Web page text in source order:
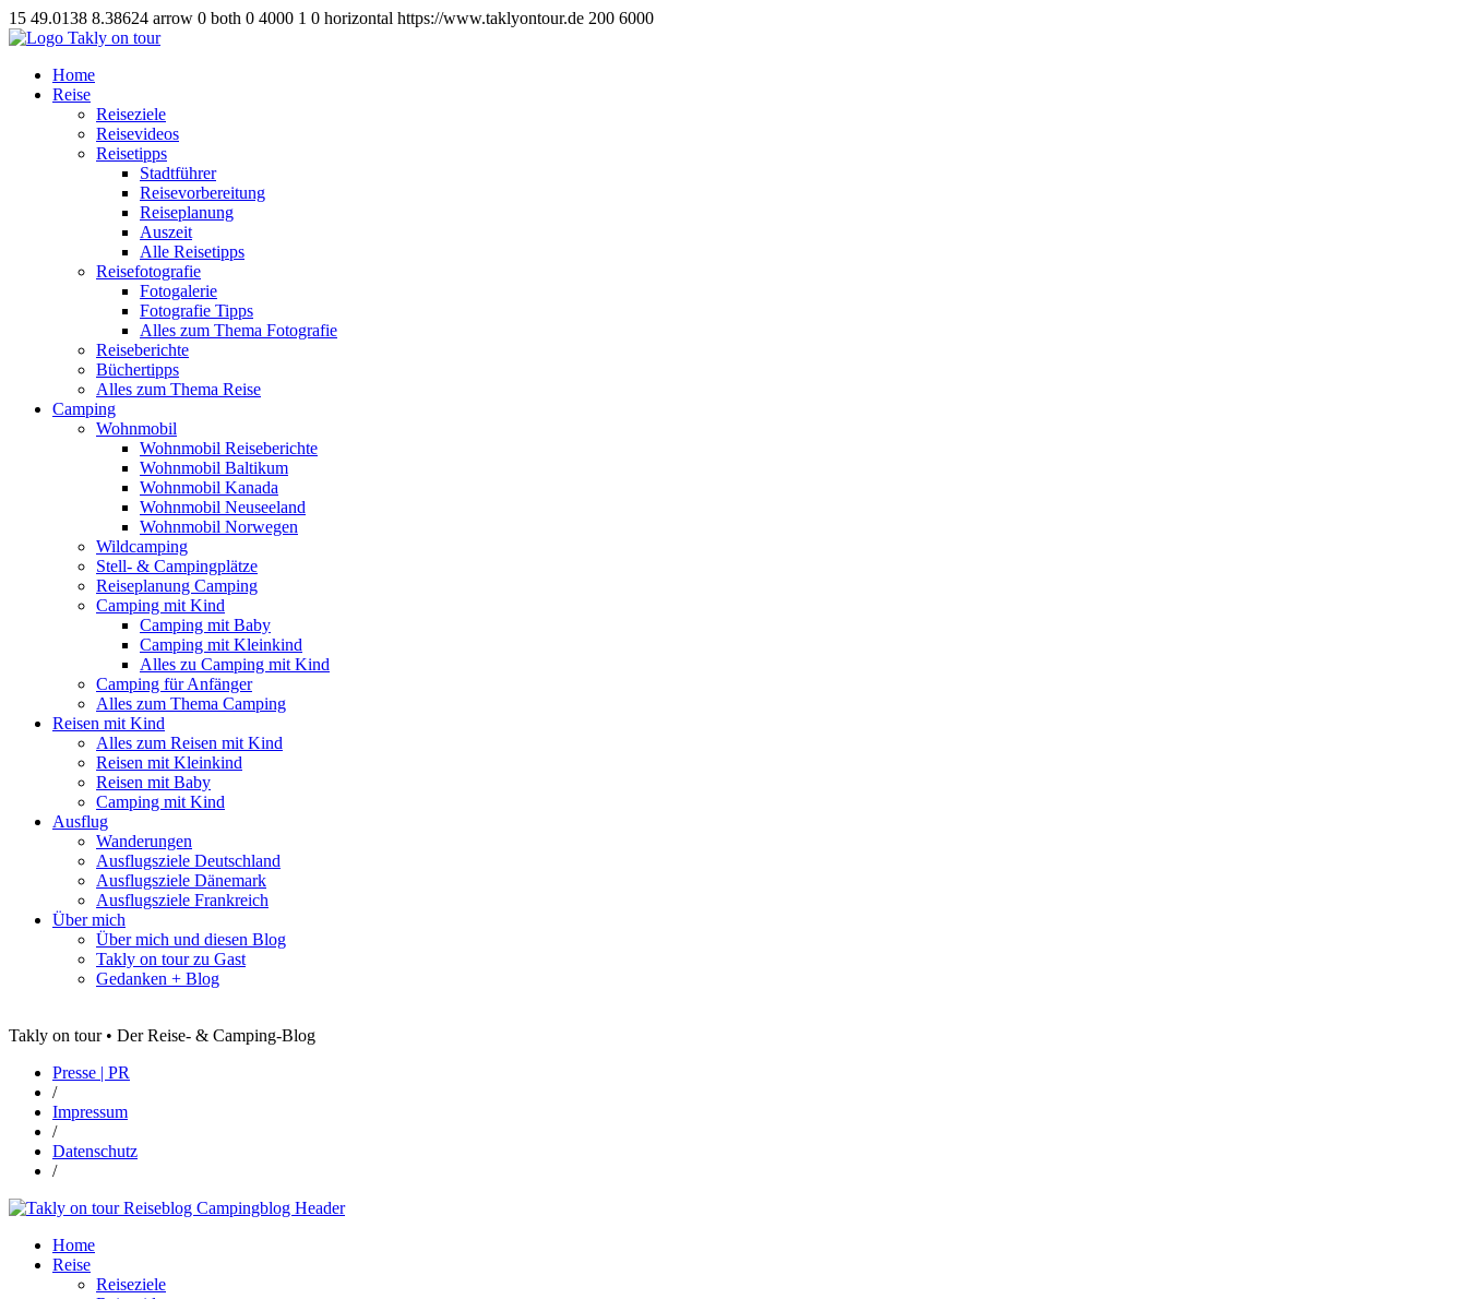
15 49.0138 8.38624 arrow 0 both 0 4000 1 0 horizontal https://www.taklyontour.de 200 6000
Home
Reise
Reiseziele
Reisevideos
Reisetipps
Stadtführer
Reisevorbereitung
Reiseplanung
Auszeit
Alle Reisetipps
Reisefotografie
Fotogalerie
Fotografie Tipps
Alles zum Thema Fotografie
Reiseberichte
Büchertipps
Alles zum Thema Reise
Camping
Wohnmobil
Wohnmobil Reiseberichte
Wohnmobil Baltikum
Wohnmobil Kanada
Wohnmobil Neuseeland
Wohnmobil Norwegen
Wildcamping
Stell- & Campingplätze
Reiseplanung Camping
Camping mit Kind
Camping mit Baby
Camping mit Kleinkind
Alles zu Camping mit Kind
Camping für Anfänger
Alles zum Thema Camping
Reisen mit Kind
Alles zum Reisen mit Kind
Reisen mit Kleinkind
Reisen mit Baby
Camping mit Kind
Ausflug
Wanderungen
Ausflugsziele Deutschland
Ausflugsziele Dänemark
Ausflugsziele Frankreich
Über mich
Über mich und diesen Blog
Takly on tour zu Gast
Gedanken + Blog
Takly on tour • Der Reise- & Camping-Blog
Presse | PR
/
Impressum
/
Datenschutz
/
Home
Reise
Reiseziele